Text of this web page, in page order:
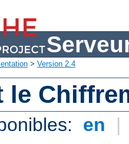
> Version 2.4
le
en |